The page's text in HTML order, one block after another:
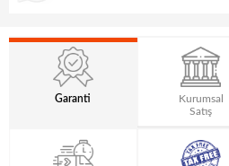
Garanti
Kurumsal
Satış